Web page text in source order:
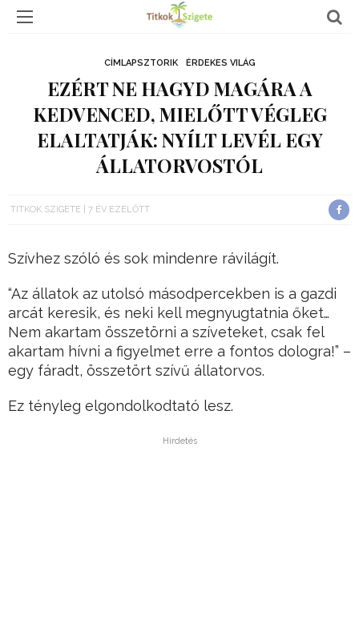
CÍMLAPSZTORIK ÉRDEKES VILÁG
EZÉRT NE HAGYD MAGÁRA A
KEDVENCED, MIELŐTT VÉGLEG
ELALTATJÁK: NYÍLT LEVÉL EGY
ÁLLATORVOSTÓL
TITKOK SZIGETE 7 ÉV EZELŐTT
Szívhez szóló és sok mindenre rávilágít.
“Az állatok az utolsó másodpercekben is a gazdi
arcát keresik, és neki kell megnyugtatnia őket…
Nem akartam összetörni a szíveteket, csak fel
akartam hívni a figyelmet erre a fontos dologra!” –
egy fáradt, összetört szívű állatorvos.
Ez tényleg elgondolkodtató lesz.
Hirdetés